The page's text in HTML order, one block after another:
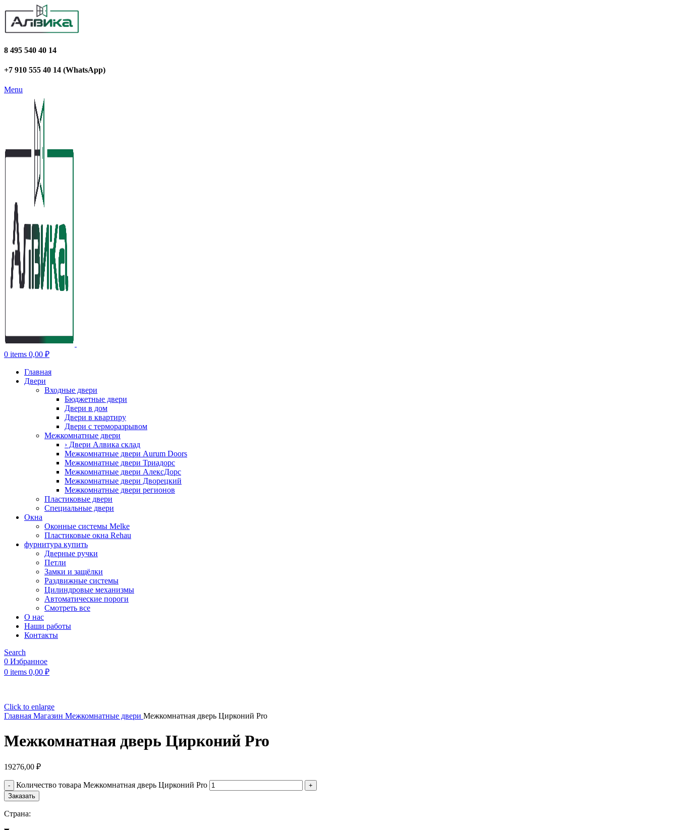
8 495 540 40 14
+7 910 555 40 14 (WhatsApp)
Menu
0 items 0,00 ₽
Главная
Двери
Входные двери
Бюджетные двери
Двери в дом
Двери в квартиру
Двери с терморазрывом
Межкомнатные двери
› Двери Алвика склад
Межкомнатные двери Aurum Doors
Межкомнатные двери Триадорс
Межкомнатные двери АлексДорс
Межкомнатные двери Дворецкий
Межкомнатные двери регионов
Пластиковые двери
Специальные двери
Окна
Оконные системы Melke
Пластиковые окна Rehau
фурнитура купить
Дверные ручки
Петли
Замки и защёлки
Раздвижные системы
Цилиндровые механизмы
Автоматические пороги
Смотреть все
О нас
Наши работы
Контакты
Search
0 Избранное
0 items 0,00 ₽
Click to enlarge
Главная Магазин Межкомнатные двери Межкомнатная дверь Цирконий Pro
Межкомнатная дверь Цирконий Pro
19276,00 ₽
Количество товара Межкомнатная дверь Цирконий Pro
Заказать
Страна: